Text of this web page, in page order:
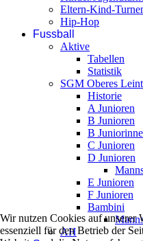
Eltern-Kind-
Hip-Hop
Fussball
Aktive
Tabellen
Statistik
SGM Oberes
Historie
A Junioren
B Junioren
B
C Junioren
D Junioren
E Junioren
F Junioren
Bambini
AH
Wir nutzen Cookies auf unserer
essenziell für den Betrieb der